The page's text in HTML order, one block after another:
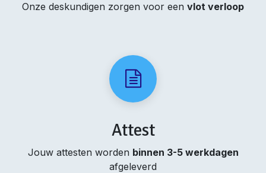
Onze deskundigen zorgen voor een vlot verloop
Attest
Jouw attesten worden binnen 3-5 werkdagen
afgeleverd